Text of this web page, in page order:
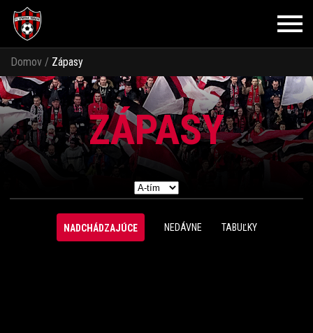
Domov / Zápasy
ZÁPASY
NADCHÁDZAJÚCE NEDÁVNE TABUĽKY